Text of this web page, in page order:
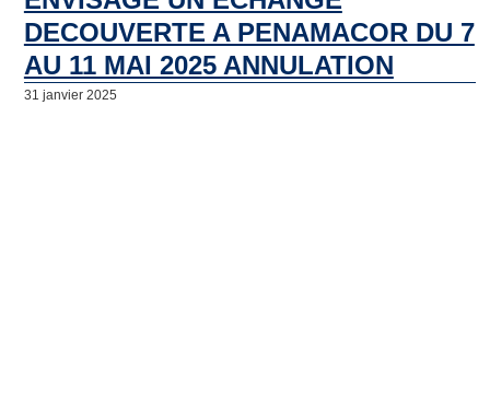
DECOUVERTE A PENAMACOR DU 7
AU 11 MAI 2025 ANNULATION
31 janvier 2025